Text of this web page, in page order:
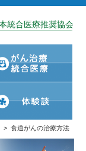
>食道がんの治療方法